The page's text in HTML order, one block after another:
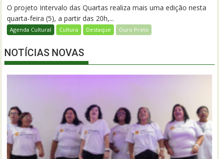
O projeto Intervalo das Quartas realiza mais uma edição nesta
quarta-feira (5), a partir das 20h,...
Agenda Cultural Cultura Destaque Ouro Preto
NOTÍCIAS NOVAS